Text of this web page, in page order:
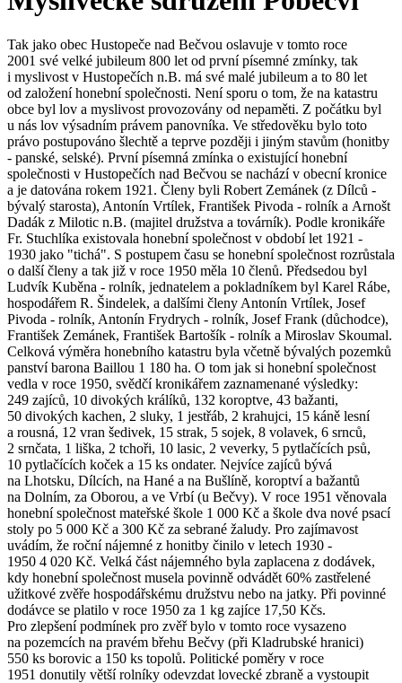
Tak jako obec Hustopeče nad Bečvou oslavuje v tomto roce 2001 své velké jubileum 800 let od první písemné zmínky, tak i myslivost v Hustopečích n.B. má své malé jubileum a to 80 let od založení honební společnosti. Není sporu o tom, že na katastru obce byl lov a myslivost provozovány od nepaměti. Z počátku byl u nás lov výsadním právem panovníka. Ve středověku bylo toto právo postupováno šlechtě a teprve později i jiným stavům (honitby - panské, selské). První písemná zmínka o existující honební společnosti v Hustopečích nad Bečvou se nachází v obecní kronice a je datována rokem 1921. Členy byli Robert Zemánek (z Dílců -bývalý starosta), Antonín Vrtílek, František Pivoda - rolník a Arnošt Dadák z Milotic n.B. (majitel družstva a továrník). Podle kronikáře Fr. Stuchlíka existovala honební společnost v období let 1921 - 1930 jako "tichá". S postupem času se honební společnost rozrůstala o další členy a tak již v roce 1950 měla 10 členů. Předsedou byl Ludvík Kuběna - rolník, jednatelem a pokladníkem byl Karel Rábe, hospodářem R. Šindelek, a dalšími členy Antonín Vrtílek, Josef Pivoda - rolník, Antonín Frydrych - rolník, Josef Frank (důchodce), František Zemánek, František Bartošík - rolník a Miroslav Skoumal. Celková výměra honebního katastru byla včetně bývalých pozemků panství barona Baillou 1 180 ha. O tom jak si honební společnost vedla v roce 1950, svědčí kronikářem zaznamenané výsledky: 249 zajíců, 10 divokých králíků, 132 koroptve, 43 bažanti, 50 divokých kachen, 2 sluky, 1 jestřáb, 2 krahujci, 15 káně lesní a rousná, 12 vran šedivek, 15 strak, 5 sojek, 8 volavek, 6 srnců, 2 srnčata, 1 liška, 2 tchoři, 10 lasic, 2 veverky, 5 pytlačících psů, 10 pytlačících koček a 15 ks ondater. Nejvíce zajíců bývá na Lhotsku, Dílcích, na Hané a na Bušlíně, koroptví a bažantů na Dolním, za Oborou, a ve Vrbí (u Bečvy). V roce 1951 věnovala honební společnost mateřské škole 1 000 Kč a škole dva nové psací stoly po 5 000 Kč a 300 Kč za sebrané žaludy. Pro zajímavost uvádím, že roční nájemné z honitby činilo v letech 1930 - 1950 4 020 Kč. Velká část nájemného byla zaplacena z dodávek, kdy honební společnost musela povinně odvádět 60% zastřelené užitkové zvěře hospodářskému družstvu nebo na jatky. Při povinné dodávce se platilo v roce 1950 za 1 kg zajíce 17,50 Kčs. Pro zlepšení podmínek pro zvěř bylo v tomto roce vysazeno na pozemcích na pravém břehu Bečvy (při Kladrubské hranici) 550 ks borovic a 150 ks topolů. Politické poměry v roce 1951 donutily větší rolníky odevzdat lovecké zbraně a vystoupit z honební společnosti. Na konci roku 1951 zbyli z honební společnosti jen 3 členové. Jak docházelo ke slučování obcí tak docházelo i ke slučování honiteb. Vznikaly myslivecké jednoty, které sdružovaly několik honiteb. V roce 1956 byla sloučena honitba Poruba, Vysoká a Hustopeče, čímž celková rozloha revíru vzrostla na 1 520 ha. V důsledku nešetrného zcelování pozemků do obrovských honů dochází ke značnému úbytku koroptví a křepelek, které se zde tak hojně vyskytovaly. Naopak s výstavbou rybničních soustav v letech 1954 - 56 dochází k nárůstu stavů divokých kachen. V druhé polovině 60. let v důsledku nebezpečné nákazy myxomatózy prakticky vymizel divoký králík, který byl do té doby rozšířen po celé honitbě. Od roku 1970 dochází k nárůstu stavu drobné zvěře jako je zajíc, bažant, ale i srnčí. Začíná se u nás ukazovat i zvěř jelení a přechází i zvěř černá. V roce 1970 bylo uloveno 350 zajíců, 250 bažantů, 20 ks zvěře srnčí. Králíci a koroptve téměř vymizeli. Ze škodné byly uloveny 3 lišky. Značný nárůst drobné zvěře nastává od roku 1971 do roku 1979, kdy roční odlov dosahuje 700 ks bažantů, 380 - 450 ks zajíců a 30 - 40 ks zvěře srnčí. Avšak od roku 1979 dochází ke značnému poklesu stavů drobné zvěře, že je odlov příkazem ONV Přerov značně omezen a u některých druhů zvěře i zastaven. Například odlov zajíce poklesl v roce 1979 na pouhých 50 ks a bažanta na 150 ks. V roce 1974 je vybudována první bažantí odchovna s líhní v okrese Přerov. Tato líheň byla umístěna u našeho člena p. Františka Rušara, který začal líhnout první bažantí kuřata. Od zemědělského družstva je odkoupena drůbeží odchovna v Porubě a přebudována na odchov bažantů s kmenovým stavem 250 - 350 bažantích slepic a 25 - 30 bažantích kohoutů. V roce 1985 končí líhnutí bažantích kuřat a začínají se líhnout a odchovávat divoké kachny. Kmenové stádo 350 divokých kachen bylo chováno na rybníku Křivoš v Hustopečích nad Bečvou. V Porubě se líhly divoké kachny od roku 1986 do roku 1991. Pro informaci uvádím, že v roce 1986 bylo vylíhnuto 5 000 ks káčat. Nejvyšší líhnutí bylo v roce 1990 a to 13 760 ks káčat. Odchov divokých kachen se jeví jako velmi efektivní. Ročně je vysazováno 700 - 1 000 káčat na rybníky a vodní plochy v okolí obce. Můžeme konstatovat, že v důsledku dlouhodobého vysazování a soustavné péče šly početní stavy divokých kachen nahoru. Průměrný roční odlov činil asi 80 % z vypouštěného množství. V současné době Myslivecké sdružení "Pobečví" Hustopeče nad Bečvou hospodaří na honební ploše o celkové výměře 1 528 ha a k dnešnímu dni má 38 členů. Hlavní náplní je péče o zvěř, její chov, ochrana zušlechťování a lov. Veškeré úsilí je orientováno na vytvoření co nejlepších podmínek pro zvěř. Jedná se o zajišťování krmení pro v zimě strádající zvěř, vysazování remízků v krajině, výstavba přikrmovacích zařízení, každoroční kladení vakcín ke tlumení vztekliny u lišek, odčervování srnčí zvěře při zimním přikrmování, tlumení značně přemnožené škodné a provádění chovatelských odlovů u užitkové zvěře. V roce 2000 bylo uloveno 13 srnců, 5 srn, 7 srnčat, 5 divočáků, 3 zajíci, l bažant, 700 kachen, 15 kun skalních, 16 volavek, 6 lišek a 25 liščat. Z uvedeného vyplývá, že bylo uloveno více lišek než bažantů a zajíců dohromady. Částečně je to způsobeno stále ještě nedobrými podmínkami pro drobnou zvěř a příliš vysokým stavem škodné zvěře - lišek, kun, jezevců, pytlačících koček a psů. Velké ztráty způsobuje také doprava a to železniční, ale hlavně osobní a nákladní automobilová doprava na silnicích. Vždyť kolik nacházejí myslivci přejetých zajíců či sražených kusů srnčí zvěře v okolí silnic. V poslední době se také rozmáhá starý nešvar pytláctví. Dnes už ale pytláci neloví z hladu či vášně, ale čistě z komerčního zájmu. Kolik kusů upytlačené zvěře bez veterinární prohlídky končí na stolech nepoctivých restaurací. Pytláci dnes loví ve skupinách za pomoci nejmodernější techniky z oken svých terénních automobilů. Takovému člověku je úplně jedno, že se jedná o kus určený k chovu. On potřebuje jen kilogramy masa bez ohledu na chovnou hodnotu. O etice myslivosti nemůže být ani řeči. V těchto případech jsou myslivci bezradní. Vždyť každý poctivý myslivec ví, kolik stojí námahy a času péče o zvěř a práce v honitbě, než vezme zbraň a jde na lov. Lov, to je zakončení celoročního úsilí, práce a starostí o zvěř. Na tomto místě je třeba se zmínit také o loveckých úspěších našich členů při lovu trofejové zvěře. Že jsme i na tomto poli úspěšní, svědčí četná uznání a medaile dosažené za trofeje: Zvěř srnčí - 3 bronzové medaile - lovci ing. Hajda Jan, Pekárek Jar., Pavlík Jos. Pravděpodobně nejsilnější předvedená srnčí trofej je od pana Karla Jambora. Tato trofej obdržela na mezinárodní myslivecké výstavě v Lysé nad Labem 115 bodů a stříbrnou medaili. U zvěře černé je třeba zmínit, že tato se v Hustopečích vyskytuje až od poloviny 70. let. První úlovek divočáka patří Robertu Biskupovi, kterého ulovil za pomoci svého tchána a velkého přítele myslivosti Fr. Kremla. Prozatím největší divočák byl uloven v roce 1985 a to Karlem Jamborem. Tento kus vážil po vyvržení 120 kg a věk byl odhadnut na tři roky. Zvěř jelení, která bývá nazývána též zvěří královskou, se v Hustopečích n. B. nacházela jen velice zřídka. Co to bylo slávy, když 7.8.1977 ulovil přítel Karel Jambor nepravidelného desateráka vážícího po vyvržení 120 kg. V témže roce, jen o dva dny později, ulovil jelena p. Kozlík Ladislav. Že se lov daří i na Vysoké o tom svědčí jelen, kterého ulovil Jiří Šnajdr. Co se týče jelení zvěře, zdá se, že tato se v honitbě vyskytuje poslední dobou stále častěji. V letošním roce 2001 začalo naše myslivecké sdružení s odchovem divokých králíků. Cílem je pokusit se o návrat divokého králíka do volné přírody. Ten se zde v hojné míře vyskytoval, ale do dnešních dnů úplně vymizel. Zda bude naše snaha úspěšná ukáže až čas. Jiné je to se zvěří černou. Ta se v okolí Bečvy usadila pravděpodobně nastálo. O tom svědčí letošní pozorování bachyně se 4 selaty na Pastvisku hospodářem Ladislavem Kozlíkem. K dnešnímu dni pracuje ve prospěch myslivosti v Hustopečích n.B. 38 členů, kteří si zvolili na období 1999 - 2004 výbor o tomto složení: předseda - MVDr. Kalich Miroslav, místopředseda - Ing. Vahala Zdenek, jednatel - Kubečka Bedřich, myslivecký hospodář - Kozlík Ladislav, finanční hospodář - Marečková Michaela, brigádnický referent - Ing. Stoklas Miroslav, členové výboru - Biskup Robert, Haška Slavoj, Burdík Ladislav, revizní komise - ing. Jiříček Václav, ing. Šuba Jiří, Veverka Jiří. Předchůdci těchto členů výboru, kteří se zasloužili o rozvoj myslivosti v Hustopečích nad Bečvou byli předsedové Bartošík František, Kuběna Ludvík, gen. v. v. Dvořák František, Veverka Alois, Jambor Karel, Ing. Hajda Jan, Ing. Šuba Jiří a myslivečtí hospodáři Šindelek Rudolf, Ing. Bureš, Skoumal Miroslav, gen.v.v. Dvořák František, Ing. Pražák Vladimír, Ing. Hajda Jan. Závěrem nezbývá než si přát, aby se naše myslivost dále rozvíjela. Aby pro další generace zůstala zachována pestrost v zastoupení jednotlivých druhů zvěře a stavy udrženy na ekologicky přijatelné úrovni. Mějme na paměti předpis pro cech myslivecký z roku 1731 ve kterém stojí : " Ten kdo chce být skutečným myslivcem musí být mlčenlivý, poctivý, opatrný, rozumný, bdělý, bystrý a neohrožený. Ten kdo rozhoduje o životě a smrti zvěře musí stát mravně vysoko. Je - li myslivec oprávněn zvěř usmrcovat, pak z tohoto práva plynou i povinnosti. Je povinen o zvěř pečovat a chránit ji. Myslivec